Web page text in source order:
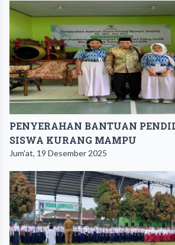
PENYERAHAN BANTUAN
SISWA KURANG MAMPU
Jum'at, 19 Desember 2025